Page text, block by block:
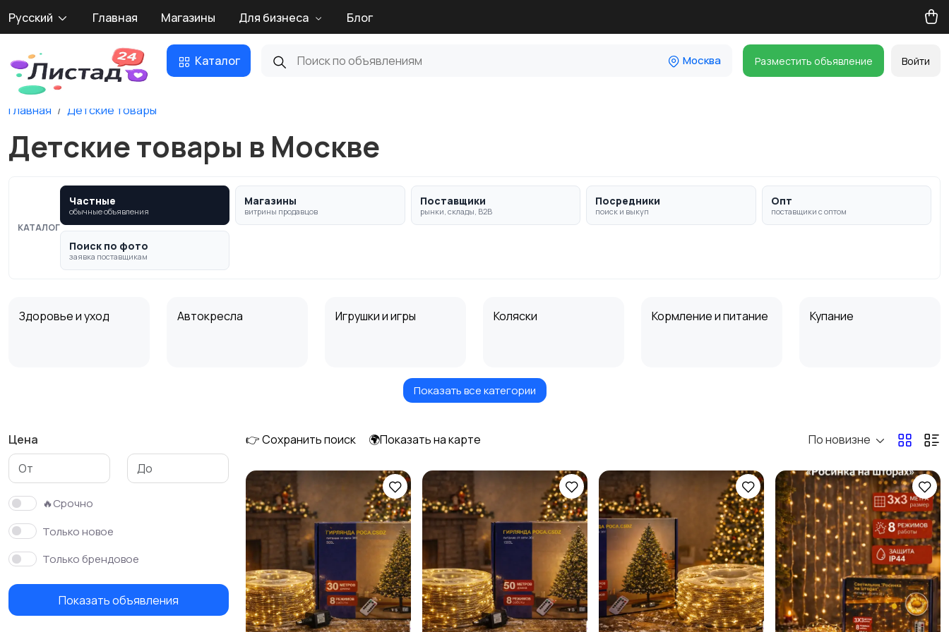
Русский Главная Магазины Для бизнеса Блог
Каталог Москва Разместить объявление Войти
Главная Детские товары
Детские товары в Москве
КАТАЛОГ
Частные
обычные объявления
Магазины
витрины продавцов
Поставщики
рынки, склады, B2B
Посредники
поиск и выкуп
Опт
поставщики с оптом
Поиск по фото
заявка поставщикам
Здоровье и уход Автокресла Игрушки и игры Коляски Кормление и питание Купание
Радио- и видеоняни Товары для мам
Детская одежда и
обувь
Спорт и активный
Показать все категории
Цена
🔥Срочно
Только новое
Только брендовое
Показать объявления
👉 Сохранить поиск 🌍Показать на карте По новизне